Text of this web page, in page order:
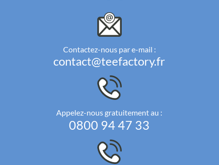
Contactez-nous par e-mail :
contact@teefactory.fr
Appelez-nous gratuitement au :
0800 94 47 33